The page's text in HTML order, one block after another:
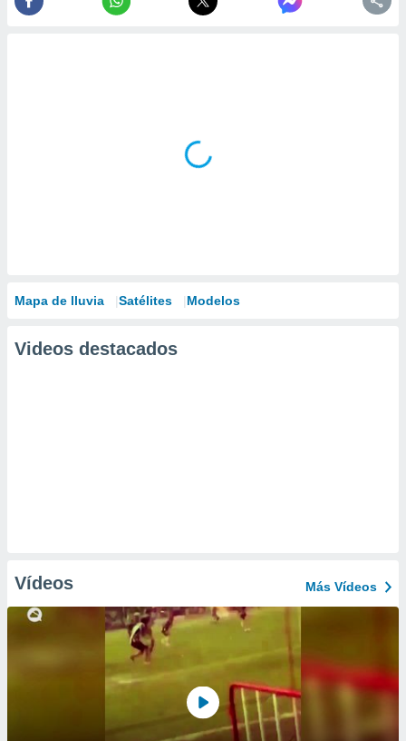
Mapa de lluvia Satélites Modelos
Videos destacados
Vídeos Más Vídeos